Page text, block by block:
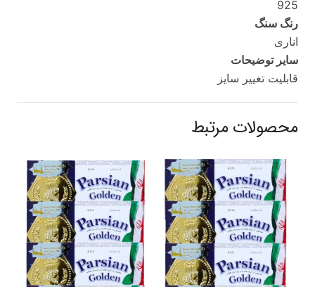
925
رنگ سنگ
اناری
سایر توضیحات
قابلیت تغییر سایز
محصولات مرتبط